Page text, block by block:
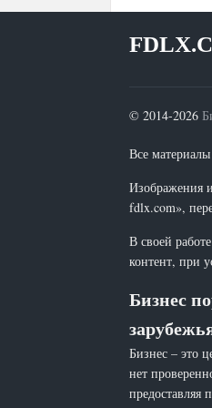
© 2014-2026
Все
Изображения
fdlx.com»,
В своей
контент, при
Бизнес
Бизнес – это
нет
предоставляя